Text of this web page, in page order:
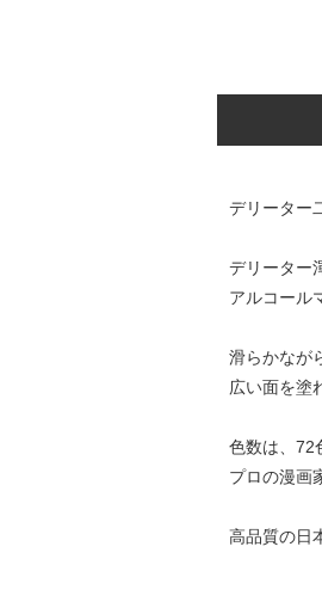
デリーター
デリーター
アルコール
滑らかなが
広い面を塗
色数は、72
プロの漫画
高品質の日